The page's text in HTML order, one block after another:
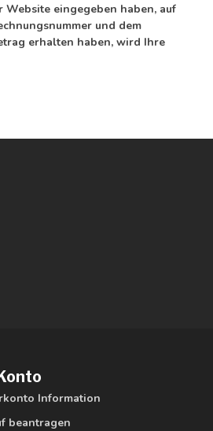
Website eingegeben haben, auf
und dem
erhalten haben, wird Ihre
Information
beantragen